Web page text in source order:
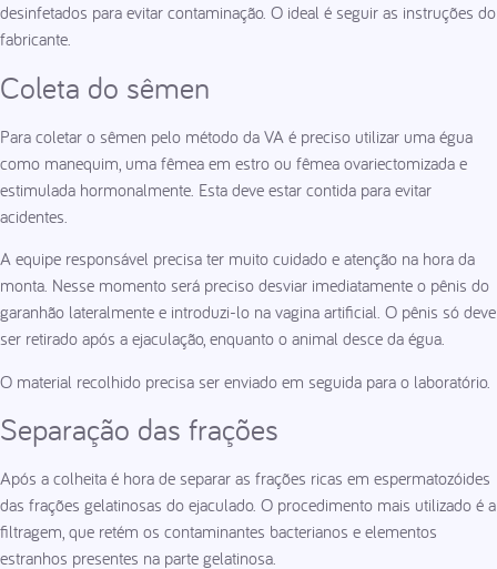
desinfetados para evitar contaminação. O ideal é seguir as instruções do
fabricante.
Coleta do sêmen
Para coletar o sêmen pelo método da VA é preciso utilizar uma égua
como manequim, uma fêmea em estro ou fêmea ovariectomizada e
estimulada hormonalmente. Esta deve estar contida para evitar
acidentes.
A equipe responsável precisa ter muito cuidado e atenção na hora da
monta. Nesse momento será preciso desviar imediatamente o pênis do
garanhão lateralmente e introduzi-lo na vagina artificial. O pênis só deve
ser retirado após a ejaculação, enquanto o animal desce da égua.
O material recolhido precisa ser enviado em seguida para o laboratório.
Separação das frações
Após a colheita é hora de separar as frações ricas em espermatozóides
das frações gelatinosas do ejaculado. O procedimento mais utilizado é a
filtragem, que retém os contaminantes bacterianos e elementos
estranhos presentes na parte gelatinosa.